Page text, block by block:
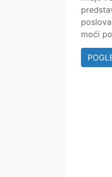
moći